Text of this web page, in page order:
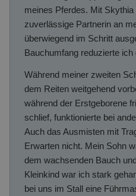
meines Pferdes. Mit
zuverlässige Partnerin an
überwiegend im Schritt
Bauchumfang reduzierte ich
Während meiner zweiten
dem Reiten weitgehend
während der Erstgeborene
schlief, funktionierte bei
Auch das Ausmisten mit
Erwarten nicht. Mein Sohn
dem wachsenden Bauch
Kleinkind war ich stark
bei uns im Stall eine